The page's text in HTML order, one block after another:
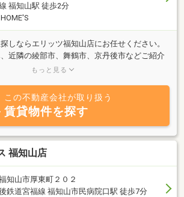
福知山駅 徒歩2分
しならエリッツ福知山店にお任せください。
近隣の綾部市、舞鶴市、京丹後市などご紹介
、単身の方、学生の方など多数物件を取り揃
もっと見る
この不動産会社が取り扱う
賃貸物件を探す
福知山店
知山市厚東町２０２
鉄道宮福線 福知山市民病院口駅 徒歩7分